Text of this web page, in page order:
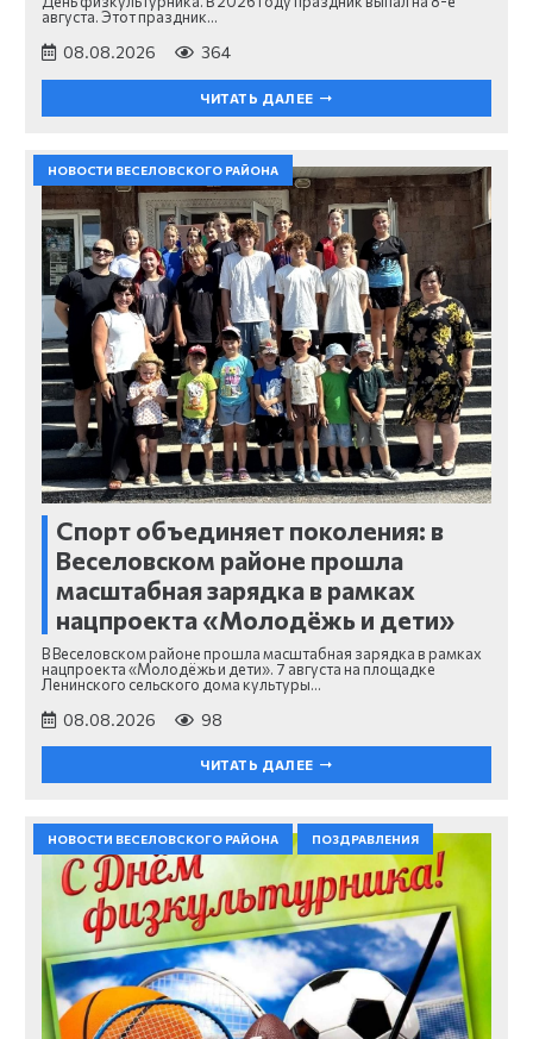
августа. Этот праздник…
08.08.2026 364
ЧИТАТЬ ДАЛЕЕ
НОВОСТИ ВЕСЕЛОВСКОГО РАЙОНА
Спорт объединяет поколения: в
Веселовском районе прошла
масштабная зарядка в рамках
нацпроекта «Молодёжь и дети»
В Веселовском районе прошла масштабная зарядка в рамках
нацпроекта «Молодёжь и дети». 7 августа на площадке
Ленинского сельского дома культуры…
08.08.2026 98
ЧИТАТЬ ДАЛЕЕ
НОВОСТИ ВЕСЕЛОВСКОГО РАЙОНА ПОЗДРАВЛЕНИЯ